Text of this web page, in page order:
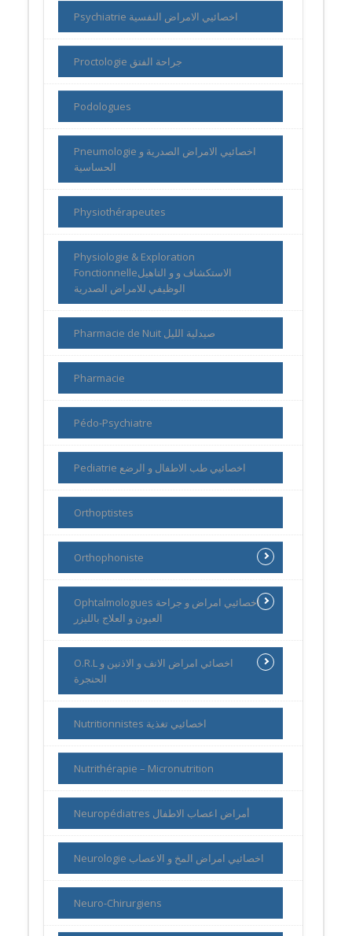
Psychiatrie اخصائيي الامراض النفسية
Proctologie جراحة الفتق
Podologues
Pneumologie اخصائيي الامراض الصدرية و
الحساسية
Physiothérapeutes
Physiologie & Exploration
Fonctionnelleالاستكشاف و و التاهيل
الوظيفي للامراض الصدرية
Pharmacie de Nuit صيدلية الليل
Pharmacie
Pédo-Psychiatre
Pediatrie اخصائيي طب الاطفال و الرضع
Orthoptistes
Orthophoniste
Ophtalmologues اخصائيي امراض و جراحة
العيون و العلاج بالليزر
O.R.L اخصائي امراض الانف و الاذنين و
الحنجرة
Nutritionnistes اخصائيي تغذية
Nutrithérapie – Micronutrition
Neuropédiatres أمراض اعصاب الاطفال
Neurologie اخصائيي امراض المخ و الاعصاب
Neuro-Chirurgiens